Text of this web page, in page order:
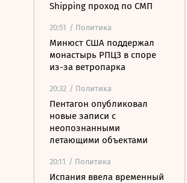
Shipping проход по СМП
20:51 / Политика
Минюст США поддержал
монастырь РПЦЗ в споре
из-за ветропарка
20:32 / Политика
Пентагон опубликовал
новые записи с
неопознанными
летающими объектами
20:11 / Политика
Испания ввела временный